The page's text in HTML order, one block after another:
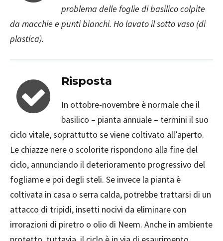
problema delle foglie di basilico colpite
da macchie e punti bianchi. Ho lavato il sotto vaso (di
plastica).
Risposta
In ottobre-novembre è normale che il
basilico – pianta annuale – termini il suo
ciclo vitale, soprattutto se viene coltivato all’aperto.
Le chiazze nere o scolorite rispondono alla fine del
ciclo, annunciando il deterioramento progressivo del
fogliame e poi degli steli. Se invece la pianta è
coltivata in casa o serra calda, potrebbe trattarsi di un
attacco di tripidi, insetti nocivi da eliminare con
irrorazioni di piretro o olio di Neem. Anche in ambiente